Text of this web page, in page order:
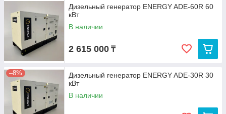
Дизельный генератор ENERGY ADE-60R 60
кВт
В наличии
2 615 000 ₸
–8%
Дизельный генератор ENERGY ADE-30R 30
кВт
В наличии